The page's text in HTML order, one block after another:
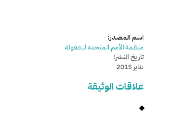
اسم المصدر:
منظمة الأمم المتحدة للطفولة
تاريخ النشر:
يناير 2015
علاقات الوثيقة